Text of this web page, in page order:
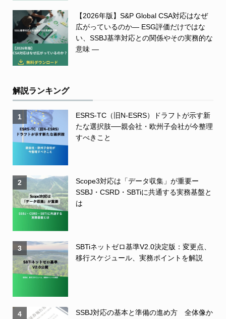
【2026年版】S&P Global CSA対応はなぜ
広がっているのか― ESG評価だけではな
い、SSBJ基準対応との関係やその実務的な
意味 ―
解説ランキング
1
ESRS-TC（旧N-ESRS）ドラフトが示す新
たな選択肢──親会社・欧州子会社が今整理
すべきこと
2
Scope3対応は「データ収集」が重要ー
SSBJ・CSRD・SBTiに共通する実務基盤と
は
3
SBTiネットゼロ基準V2.0決定版：変更点、
移行スケジュール、実務ポイントを解説
4
SSBJ対応の基本と準備の進め方 全体像か